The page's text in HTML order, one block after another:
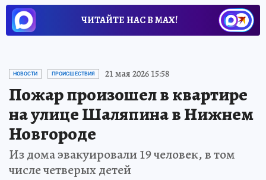
ЧИТАЙТЕ НАС В МАХ!
НОВОСТИ ПРОИСШЕСТВИЯ 21 мая 2026 15:58
Пожар произошел в квартире
на улице Шаляпина в Нижнем
Новгороде
Из дома эвакуировали 19 человек, в том
числе четверых детей